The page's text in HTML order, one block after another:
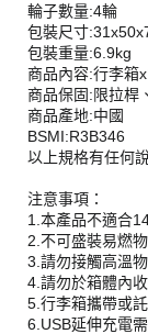
輪子數量:4輪
包裝尺寸
包裝重量:6.9kg
商品內容:行李箱
商品保固:限拉桿
商品產地:中國
BSMI:R3B346
以上規格有任何
注意事項：
1.本產品不適合
2.不可盛裝易燃物
3.請勿接觸高溫
4.請勿於箱體內
5.行李箱攜帶或
6.USB延伸充電